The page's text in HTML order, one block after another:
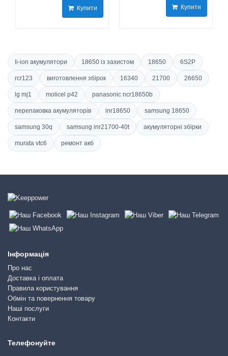
Купити Купити
li-ion акумулятори 18650 із захистом 18650 6S2P
rcr123 виготовлення збірок 16340 21700 26650
lg mj1 molicel p42 panasonic ncr18650b
перепаковка акумуляторів inr18650 samsung 18650
samsung 30q samsung inr21700-40t акумуляторні збірки
murata vtc6 ремонт акб
Інформація
Про нас
Доставка і оплата
Правила користування
Обмін та повернення товару
Наші послуги
Контакти
Телефонуйте